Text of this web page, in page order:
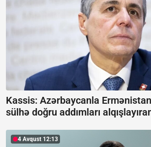
Kassis: Azərbaycanla
sülhə doğru addımları
4 Avqust 12:13